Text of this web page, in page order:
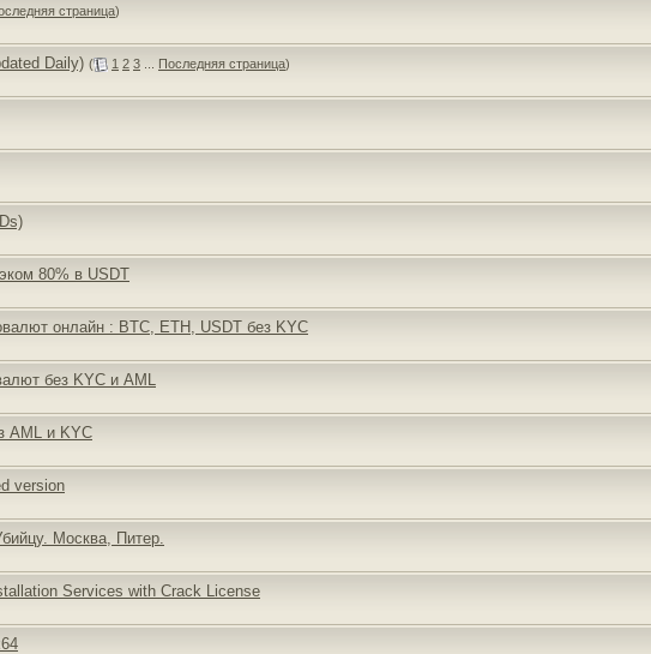
страница)
Daily) ( 1 2 3 Последняя страница)
80% в USDT
онлайн : BTC, ETH, USDT без KYC
без KYC и AML
AML и KYC
version
Москва, Питер.
Services with Crack License